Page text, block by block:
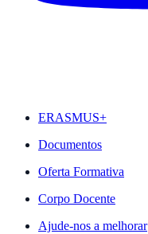
ERASMUS+
Documentos
Oferta Formativa
Corpo Docente
Ajude-nos a melhorar